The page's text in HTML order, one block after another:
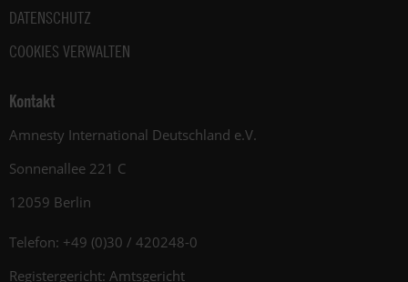
DATENSCHUTZ
COOKIES VERWALTEN
Kontakt
Amnesty International Deutschland e.V.
Sonnenallee 221 C
12059 Berlin
Telefon: +49 (0)30 / 420248-0
Registergericht: Amtsgericht